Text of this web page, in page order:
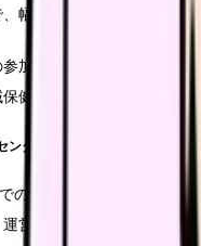
幅広い活動を経験します。
加や、高齢者の健康相談
健活動の実際を学びます。
ンターでの経験
の実習では、乳幼児健診の
営に携わりました。